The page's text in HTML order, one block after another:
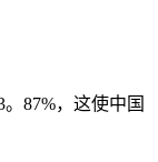
87%，这使中国